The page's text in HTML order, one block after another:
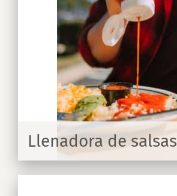
Llenadora de salsas